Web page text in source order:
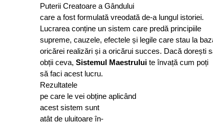
Puterii Creatoare a Gândului
care a fost formulată vreodată de-a lungul istoriei.
Lucrarea conține un sistem care predă principiile
supreme, cauzele, efectele și legile care stau la
oricărei realizări și a oricărui succes. Dacă dorești
obții ceva, Sistemul Maestrului te învață cum poți
să faci acest lucru.
Rezultatele
pe care le vei obține aplicând
acest sistem sunt
atât de uluitoare în-